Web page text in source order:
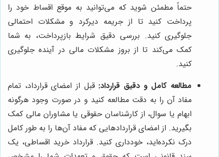
حتماً مطمئن شوید که می‌توانید به موقع اقساط خود را
پرداخت کنید تا از جریمه دیرکرد و مشکلات احتمالی
جلوگیری کنید. بررسی دقیق شرایط بازپرداخت، به شما
کمک می‌کند تا از بروز مشکلات مالی در آینده جلوگیری
کنید.
مطالعه کامل و دقیق قرارداد: قبل از امضای قرارداد، تمام
مفاد آن را به دقت مطالعه کنید و در صورت وجود هرگونه
ابهام یا سوال، از کارشناسان حقوقی یا مشاوران مالی کمک
بگیرید. از امضای قراردادهایی که مفاد آن‌ها را به طور کامل
درک نکرده‌اید، خودداری کنید. قرارداد خرید اقساطی، یک